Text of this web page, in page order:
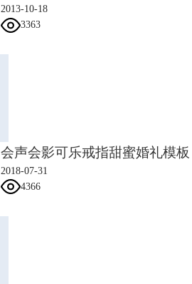
2013-10-18
3363
会声会影可乐戒指甜蜜婚礼模板
2018-07-31
4366